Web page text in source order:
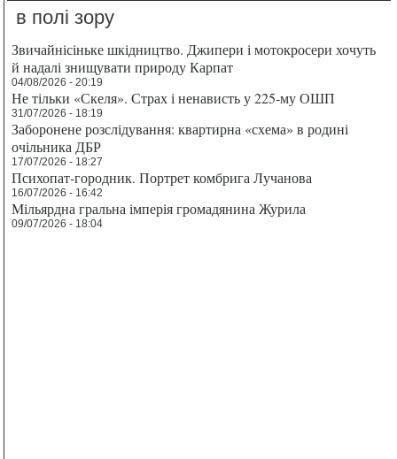
в полі зору
Звичайнісіньке шкідництво. Джипери і мотокросери хочуть
й надалі знищувати природу Карпат
04/08/2026 - 20:19
Не тільки «Скеля». Страх і ненависть у 225-му ОШП
31/07/2026 - 18:19
Заборонене розслідування: квартирна «схема» в родині
очільника ДБР
17/07/2026 - 18:27
Психопат-городник. Портрет комбрига Лучанова
16/07/2026 - 16:42
Мільярдна гральна імперія громадянина Журила
09/07/2026 - 18:04